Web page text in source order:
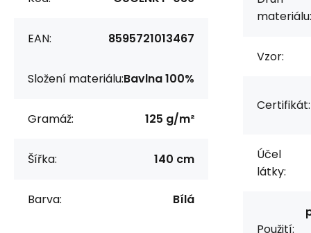
EAN: 8595721013467
Složení materiálu:Bavlna 100%
Gramáž: 125 g/m²
Šířka: 140 cm
Barva: Bílá
materiálu:
Vzor:
Certifikát:
Účel
látky:
Použití: